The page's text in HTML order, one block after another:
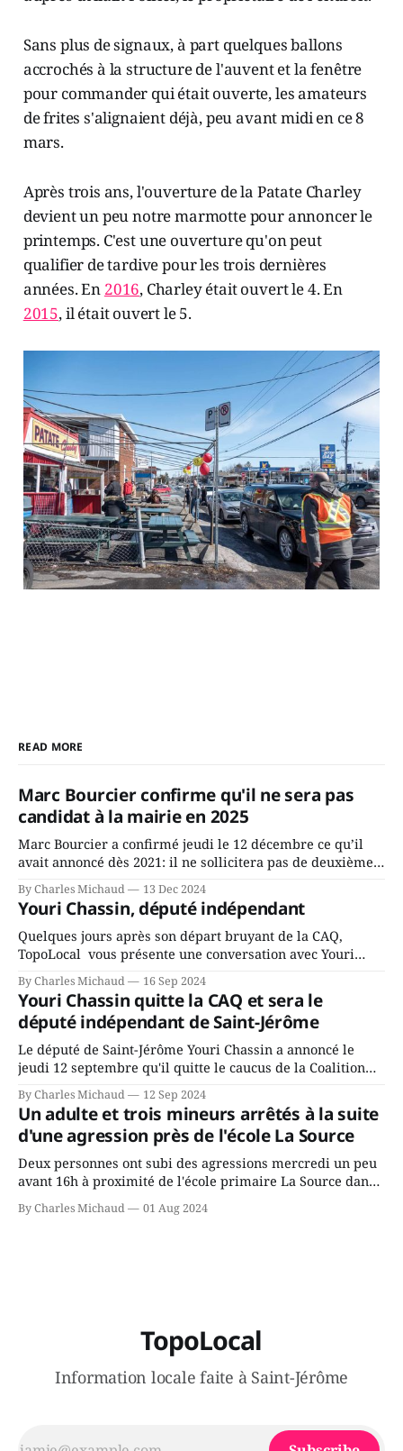
Sans plus de signaux, à part quelques ballons
accrochés à la structure de l'auvent et la fenêtre
pour commander qui était ouverte, les amateurs
de frites s'alignaient déjà, peu avant midi en ce 8
mars.
Après trois ans, l'ouverture de la Patate Charley
devient un peu notre marmotte pour annoncer le
printemps. C'est une ouverture qu'on peut
qualifier de tardive pour les trois dernières
années. En 2016, Charley était ouvert le 4. En
2015, il était ouvert le 5.
READ MORE
Marc Bourcier confirme qu'il ne sera pas
candidat à la mairie en 2025
Marc Bourcier a confirmé jeudi le 12 décembre ce qu’il
avait annoncé dès 2021: il ne sollicitera pas de deuxième
fait l’annonce en s’adressant aux employés de la ville,
rassemblés en soirée pour leur traditionnel souper
By Charles Michaud 13 Dec 2024
Youri Chassin, député indépendant
Quelques jours après son départ bruyant de la CAQ,
TopoLocal vous présente une conversation avec Youri
depuis longtemps? Sera-t-il candidat indépendant dans 2
ans? Joindrait-il un autre parti, par exemple les
conservateurs d’Éric Duhaime? Que lui
By Charles Michaud 16 Sep 2024
Youri Chassin quitte la CAQ et sera le
député indépendant de Saint-Jérôme
Le député de Saint-Jérôme Youri Chassin a annoncé le
jeudi 12 septembre qu'il quitte le caucus de la Coalition
gouvernement de la CAQ, surtout de son incapacité, qu'il
juge chronique, à offrir des
By Charles Michaud 12 Sep 2024
Un adulte et trois mineurs arrêtés à la suite
d'une agression près de l'école La Source
Deux personnes ont subi des agressions mercredi un peu
avant 16h à proximité de l'école primaire La Source dans
victimes aurait été écrasée sous un véhicule et aspergée
By Charles Michaud 01 Aug 2024
TopoLocal
Information locale faite à Saint-Jérôme